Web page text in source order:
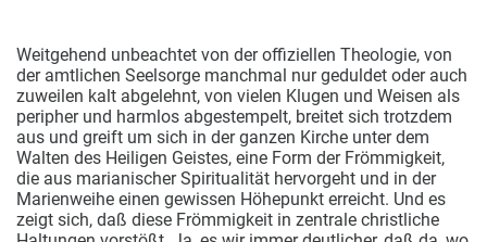
Weitgehend unbeachtet von der offiziellen Theologie, von
der amtlichen Seelsorge manchmal nur geduldet oder auch
zuweilen kalt abgelehnt, von vielen Klugen und Weisen als
peripher und harmlos abgestempelt, breitet sich trotzdem
aus und greift um sich in der ganzen Kirche unter dem
Walten des Heiligen Geistes, eine Form derFrömmigkeit,
die aus marianischer Spiritualität hervorgeht und in der
Marienweihe einen gewissen Höhepunkt erreicht. Und es
zeigt sich, daß diese Frömmigkeit in zentrale christliche